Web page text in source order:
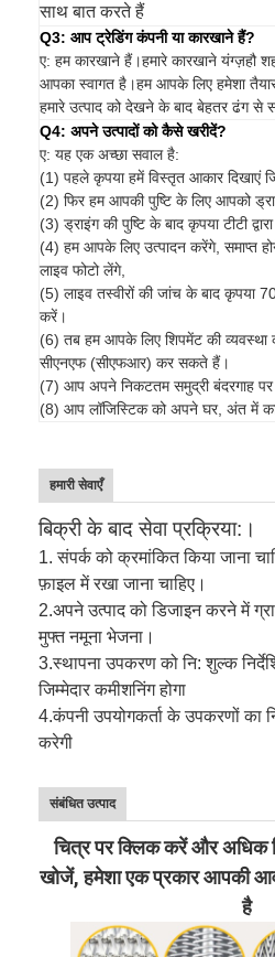
साथ बात करते हैं
Q3: आप ट्रेडिंग कंपनी या कारखाने हैं?
ए: हम कारखाने हैं।हमारे कारखाने यंग्ज़हौ
आपका स्वागत है।हम आपके लिए हमेशा
हमारे उत्पाद को देखने के बाद बेहतर ढंग से
Q4: अपने उत्पादों को कैसे खरीदें?
ए: यह एक अच्छा सवाल है:
(1) पहले कृपया हमें विस्तृत आकार दिखाएं
(2) फिर हम आपकी पुष्टि के लिए आपको
(3) ड्राइंग की पुष्टि के बाद कृपया टीटी
(4) हम आपके लिए उत्पादन करेंगे, समाप्त
लाइव फोटो लेंगे,
(5) लाइव तस्वीरों की जांच के बाद कृपया
करें।
(6) तब हम आपके लिए शिपमेंट की
सीएनएफ (सीएफआर) कर सकते हैं।
(7) आप अपने निकटतम समुद्री बंदरगाह पर
(8) आप लॉजिस्टिक को अपने घर, अंत में
हमारी सेवाएँ
बिक्री के बाद सेवा प्रक्रिया:।
1. संपर्क को क्रमांकित किया जाना
फ़ाइल में रखा जाना चाहिए।
2.अपने उत्पाद को डिजाइन करने में
मुफ्त नमूना भेजना।
3.स्थापना उपकरण को नि: शुल्क
जिम्मेदार कमीशनिंग होगा
4.कंपनी उपयोगकर्ता के उपकरणों का
करेगी
संबंधित उत्पाद
चित्र पर क्लिक करें और अधिक
खोजें, हमेशा एक प्रकार आपकी
है